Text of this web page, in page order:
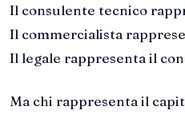
Il consulente tecnico
Il commercialista
Il legale rappresenta il
Ma chi rappresenta il